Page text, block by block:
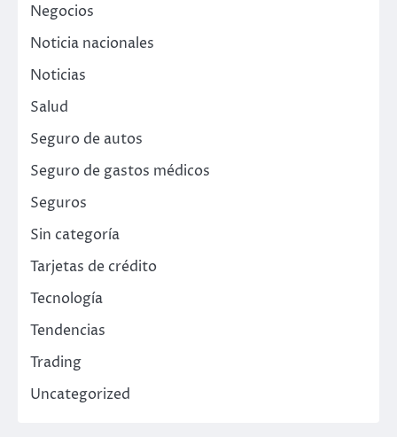
Negocios
Noticia nacionales
Noticias
Salud
Seguro de autos
Seguro de gastos médicos
Seguros
Sin categoría
Tarjetas de crédito
Tecnología
Tendencias
Trading
Uncategorized